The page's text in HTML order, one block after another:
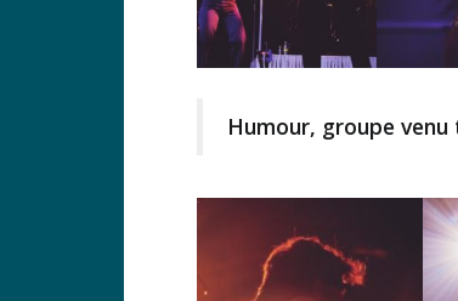
Humour, groupe